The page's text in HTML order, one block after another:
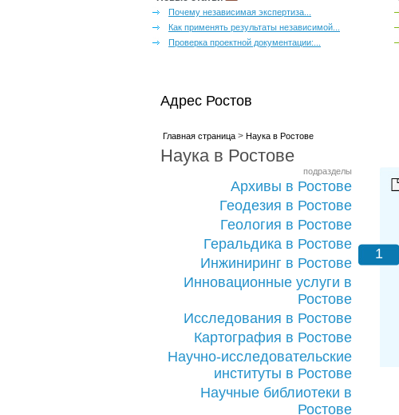
Почему независимая экспертиза...
Как применять результаты независимой...
Проверка проектной документации:...
Адрес Ростов
Главная страница> Наука в Ростове
Наука в Ростове
подразделы
Архивы в Ростове
Геодезия в Ростове
Геология в Ростове
Геральдика в Ростове
Инжиниринг в Ростове
Инновационные услуги в
Ростове
Исследования в Ростове
Картография в Ростове
Научно-исследовательские
институты в Ростове
Научные библиотеки в
Ростове
1